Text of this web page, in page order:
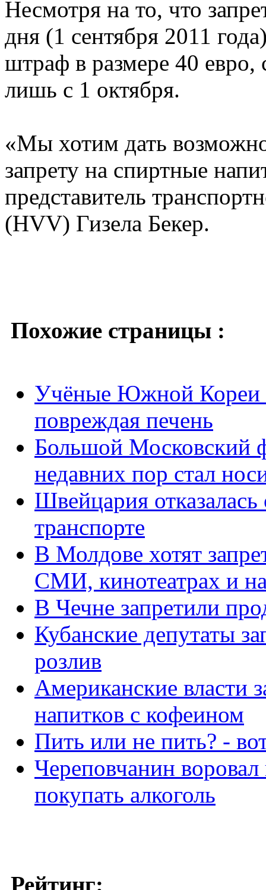
Несмотря на то, что
дня (1 сентября 2011
штраф в размере 40 евро,
лишь с 1 октября.
«Мы хотим дать
запрету на спиртные
представитель
(HVV) Гизела Бекер.
Похожие страницы :
Учёные Южной Кореи
повреждая печень
Большой Московский
недавних пор стал
Швейцария отказалась
транспорте
В Молдове хотят
СМИ, кинотеатрах и
В Чечне запретили
Кубанские депутаты
розлив
Американские власти
напитков с кофеином
Пить или не пить? -
Череповчанин
покупать алкоголь
Рейтинг: